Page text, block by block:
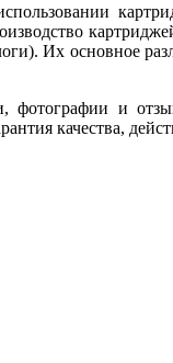
Их основное
фотографии и
качества,